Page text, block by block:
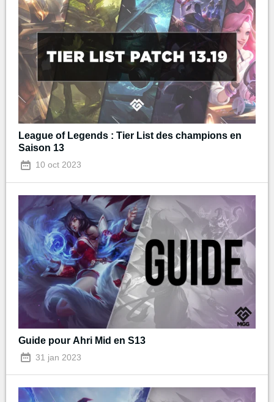
League of Legends : Tier List des champions en
Saison 13
10 oct 2023
Guide pour Ahri Mid en S13
31 jan 2023